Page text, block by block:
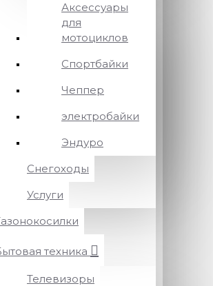
Аксессуары
для
мотоциклов
Спортбайки
Чеппер
электробайки
Эндуро
Снегоходы
Услуги
техника
Телевизоры